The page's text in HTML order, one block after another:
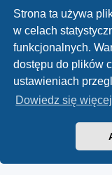
Strona ta używa
w celach
funkcjonalnych.
dostępu do plików
ustawieniach
Dowiedz się więcej